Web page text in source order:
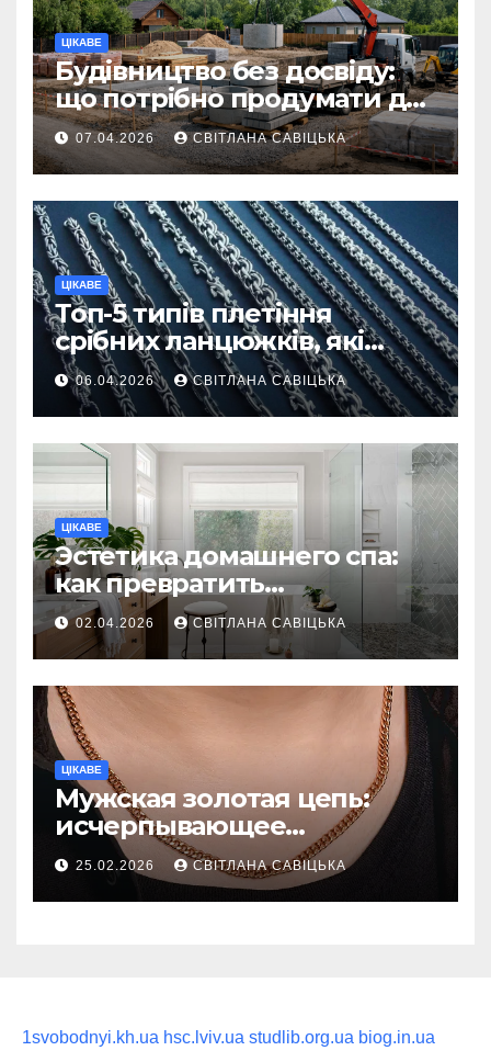
ЦІКАВЕ
Будівництво без досвіду:
що потрібно продумати до
першої доставки на
ділянку
07.04.2026 СВІТЛАНА САВІЦЬКА
ЦІКАВЕ
Топ-5 типів плетіння
срібних ланцюжків, які
вважаються
найнадійнішими
06.04.2026 СВІТЛАНА САВІЦЬКА
ЦІКАВЕ
Эстетика домашнего спа:
как превратить
ежедневную гигиену в
восстанавливающий
ритуал
02.04.2026 СВІТЛАНА САВІЦЬКА
ЦІКАВЕ
Мужская золотая цепь:
исчерпывающее
руководство по выбору
статусного украшения
25.02.2026 СВІТЛАНА САВІЦЬКА
1svobodnyi.kh.ua hsc.lviv.ua studlib.org.ua biog.in.ua